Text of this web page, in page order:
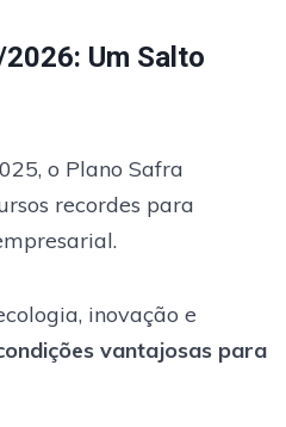
Um Salto
o Plano Safra
recordes para
inovação e
vantajosas para